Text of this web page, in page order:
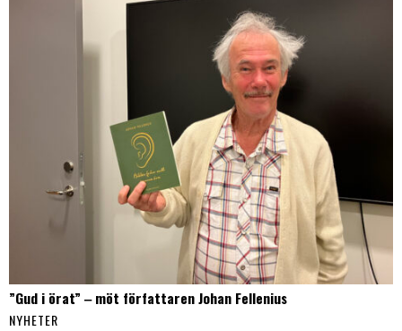
”Gud i örat” ‒ möt författaren Johan Fellenius
NYHETER